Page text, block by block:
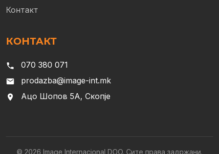
Контакт
КОНТАКТ
phone 070 380 071
email prodazba@image-int.mk
location_on Ацо Шопов 5А, Скопје
© 2026 Image Internacional DOO. Сите права задржани.